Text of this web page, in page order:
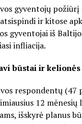
gyventojų požiūrį
ir kitose
gyventojai iš
infliacija.
būstai ir kelionės
respondentų (47
12 mėnesių
išskyrė planus